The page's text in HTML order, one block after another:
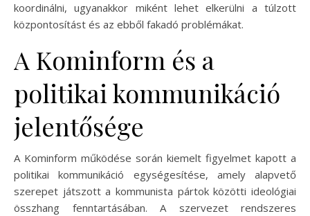
koordinálni, ugyanakkor miként lehet elkerülni a túlzott
központosítást és az ebből fakadó problémákat.
A Kominform és a
politikai kommunikáció
jelentősége
A Kominform működése során kiemelt figyelmet kapott a
politikai kommunikáció egységesítése, amely alapvető
szerepet játszott a kommunista pártok közötti ideológiai
összhang fenntartásában. A szervezet rendszeres